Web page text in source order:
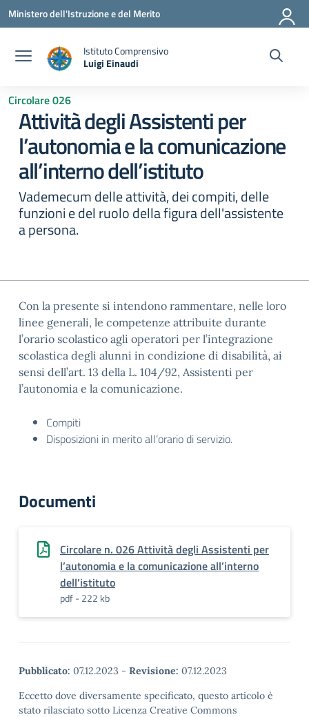
Vai ai contenuti
Vai al menu di navigazione
Vai al footer
Ministero dell'Istruzione e del Merito
Istituto Comprensivo
Luigi Einaudi
— Visita la pagina iniziale della scuola
Circolare 026
Attività degli Assistenti per
l’autonomia e la comunicazione
all’interno dell’istituto
Vademecum delle attività, dei compiti, delle
funzioni e del ruolo della figura dell'assistente
a persona.
Con la presente si intendono rammentare, nelle loro
linee generali, le competenze attribuite durante
l’orario scolastico agli operatori per l’integrazione
scolastica degli alunni in condizione di disabilità, ai
sensi dell’art. 13 della L. 104/92, Assistenti per
l’autonomia e la comunicazione.
Compiti
Disposizioni in merito all’orario di servizio.
Documenti
Circolare n. 026 Attività degli Assistenti per
l’autonomia e la comunicazione all’interno
dell’istituto
pdf - 222 kb
Pubblicato: 07.12.2023 - Revisione: 07.12.2023
Eccetto dove diversamente specificato, questo articolo è
stato rilasciato sotto Licenza Creative Commons